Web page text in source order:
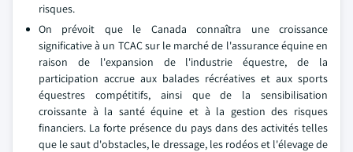
risques.
On prévoit que le Canada connaîtra une croissance
significative à un TCAC sur le marché de l'assurance équine en
raison de l'expansion de l'industrie équestre, de la
participation accrue aux balades récréatives et aux sports
équestres compétitifs, ainsi que de la sensibilisation
croissante à la santé équine et à la gestion des risques
financiers. La forte présence du pays dans des activités telles
que le saut d'obstacles, le dressage, les rodéos et l'élevage de